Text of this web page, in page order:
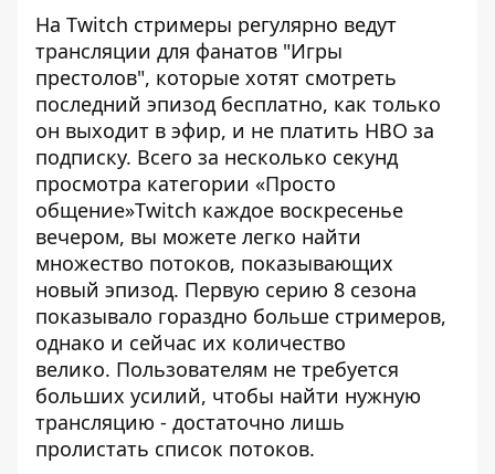
На Twitch стримеры регулярно ведут
трансляции для фанатов "Игры
престолов", которые хотят смотреть
последний эпизод бесплатно, как только
он выходит в эфир, и не платить HBO за
подписку. Всего за несколько секунд
просмотра категории «Просто
общение»Twitch каждое воскресенье
вечером, вы можете легко найти
множество потоков, показывающих
новый эпизод. Первую серию 8 сезона
показывало гораздно больше стримеров,
однако и сейчас их количество
велико. Пользователям не требуется
больших усилий, чтобы найти нужную
трансляцию - достаточно лишь
пролистать список потоков.